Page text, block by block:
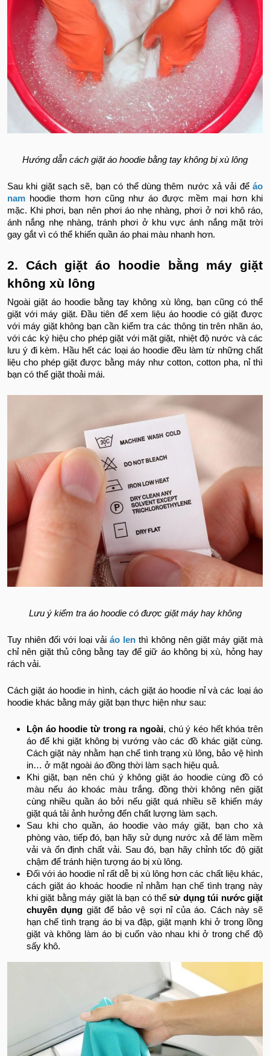
Hướng dẫn cách giặt áo hoodie bằng tay không bị xù lông
Sau khi giặt sạch sẽ, bạn có thể dùng thêm nước xả vải để áo
nam hoodie thơm hơn cũng như áo được mềm mại hơn khi
mặc. Khi phơi, bạn nên phơi áo nhẹ nhàng, phơi ở nơi khô ráo,
ánh nắng nhẹ nhàng, tránh phơi ở khu vực ánh nắng mặt trời
gay gắt vì có thể khiến quần áo phai màu nhanh hơn.
2. Cách giặt áo hoodie bằng máy giặt
không xù lông
Ngoài giặt áo hoodie bằng tay không xù lông, bạn cũng có thể
giặt với máy giặt. Đầu tiên để xem liệu áo hoodie có giặt được
với máy giặt không bạn cần kiểm tra các thông tin trên nhãn áo,
với các ký hiệu cho phép giặt với mặt giặt, nhiệt độ nước và các
lưu ý đi kèm. Hầu hết các loại áo hoodie đều làm từ những chất
liệu cho phép giặt được bằng máy như cotton, cotton pha, nỉ thì
bạn có thể giặt thoải mái.
Lưu ý kiểm tra áo hoodie có được giặt máy hay không
Tuy nhiên đối với loại vải áo len thì không nên giặt máy giặt mà
chỉ nên giặt thủ công bằng tay để giữ áo không bị xù, hỏng hay
rách vải.
Cách giặt áo hoodie in hình, cách giặt áo hoodie nỉ và các loại áo
hoodie khác bằng máy giặt bạn thực hiện như sau:
Lộn áo hoodie từ trong ra ngoài, chú ý kéo hết khóa trên
áo để khi giặt không bị vướng vào các đồ khác giặt cùng.
Cách giặt này nhằm hạn chế tình trạng xù lông, bảo vệ hình
in… ở mặt ngoài áo đồng thời làm sạch hiệu quả.
Khi giặt, bạn nên chú ý không giặt áo hoodie cùng đồ có
màu nếu áo khoác màu trắng. đồng thời không nên giặt
cùng nhiều quần áo bởi nếu giặt quá nhiều sẽ khiến máy
giặt quá tải ảnh hưởng đến chất lượng làm sạch.
Sau khi cho quần, áo hoodie vào máy giặt, bạn cho xà
phòng vào, tiếp đó, bạn hãy sử dụng nước xả để làm mềm
vải và ổn định chất vải. Sau đó, bạn hãy chỉnh tốc độ giặt
chậm để tránh hiện tượng áo bị xù lông.
Đối với áo hoodie nỉ rất dễ bị xù lông hơn các chất liệu khác,
cách giặt áo khoác hoodie nỉ nhằm hạn chế tình trạng này
khi giặt bằng máy giặt là bạn có thểsử dụng túi nước giặt
chuyên dụng giặt để bảo vệ sợi nỉ của áo. Cách này sẽ
hạn chế tình trạng áo bị va đập, giật mạnh khi ở trong lồng
giặt và không làm áo bị cuốn vào nhau khi ở trong chế độ
sấy khô.